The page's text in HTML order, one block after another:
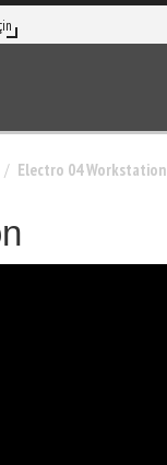
Electro 04 Workstation